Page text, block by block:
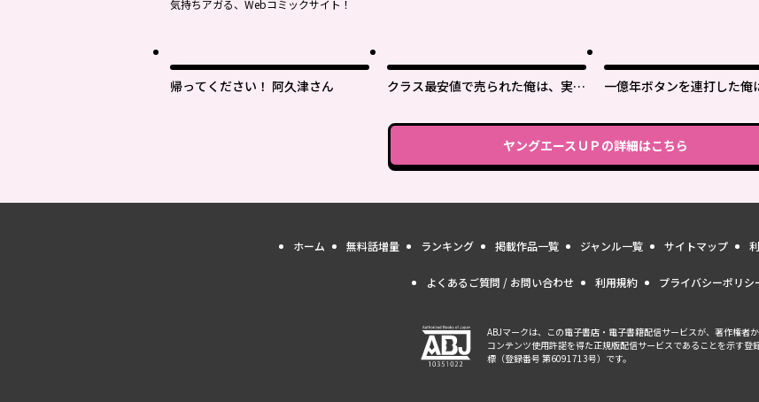
気持ちアガる、Webコミックサイト！
帰ってください！ 阿久津さん
クラス最安値で売られた俺は、実は
一億年ボタンを連打した俺
士の学院無双～
ヤングエースＵＰ の詳細はこちら
ホーム 無料話増量 ランキング 掲載作品一覧 ジャンル一覧 サイトマップ
よくあるご質問 / お問い合わせ 利用規約 プライバシーポリシ
ABJマークは、この電子書店・電子書籍配信サービスが、著作権者
コンテンツ使用許諾を得た正規版配信サービスであることを示す登
標（登録番号 第6091713号）です。